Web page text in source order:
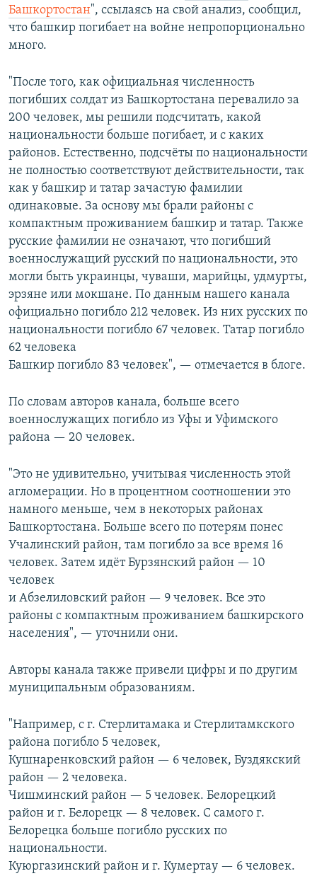
Башкортостан", ссылаясь на свой анализ, сообщил,
что башкир погибает на войне непропорционально
много.
"После того, как официальная численность
погибших солдат из Башкортостана перевалило за
200 человек, мы решили подсчитать, какой
национальности больше погибает, и с каких
районов. Естественно, подсчёты по национальности
не полностью соответствуют действительности, так
как у башкир и татар зачастую фамилии
одинаковые. За основу мы брали районы с
компактным проживанием башкир и татар. Также
русские фамилии не означают, что погибший
военнослужащий русский по национальности, это
могли быть украинцы, чуваши, марийцы, удмурты,
эрзяне или мокшане. По данным нашего канала
официально погибло 212 человек. Из них русских по
национальности погибло 67 человек. Татар погибло
62 человека
Башкир погибло 83 человек", — отмечается в блоге.
По словам авторов канала, больше всего
военнослужащих погибло из Уфы и Уфимского
района — 20 человек.
"Это не удивительно, учитывая численность этой
агломерации. Но в процентном соотношении это
намного меньше, чем в некоторых районах
Башкортостана. Больше всего по потерям понес
Учалинский район, там погибло за все время 16
человек. Затем идёт Бурзянский район — 10
человек
и Абзелиловский район — 9 человек. Все это
районы с компактным проживанием башкирского
населения", — уточнили они.
Авторы канала также привели цифры и по другим
муниципальным образованиям.
"Например, с г. Стерлитамака и Стерлитамкского
района погибло 5 человек,
Кушнаренковский район — 6 человек, Буздякский
район — 2 человека.
Чишминский район — 5 человек. Белорецкий
район и г. Белорецк — 8 человек. С самого г.
Белорецка больше погибло русских по
национальности.
Куюргазинский район и г. Кумертау — 6 человек.